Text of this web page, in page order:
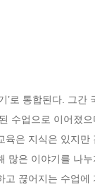
’로 통합된다. 그
수업으로 이어졌
육은 지식은 있지
많은 이야기를 나
끊어지는 수업에